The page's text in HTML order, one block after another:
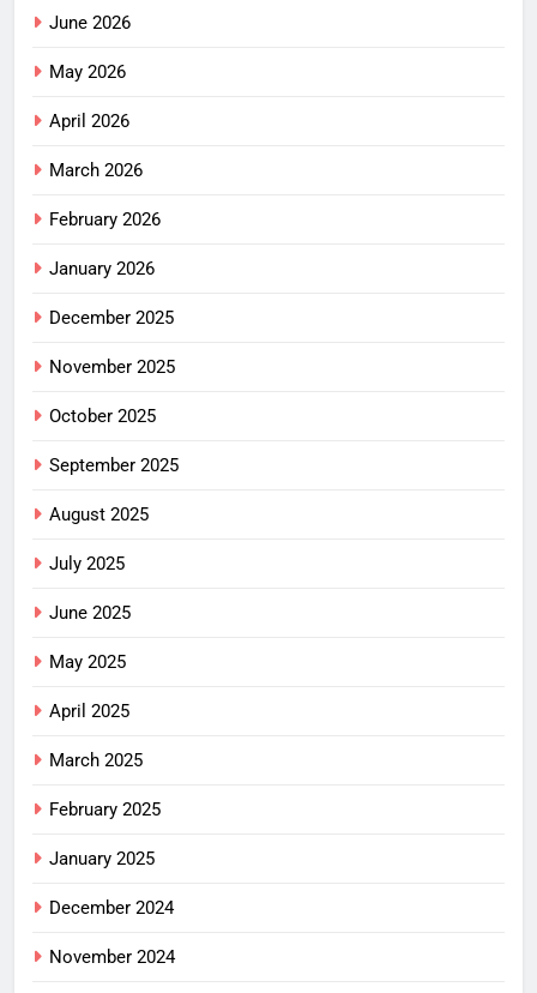
June 2026
May 2026
April 2026
March 2026
February 2026
January 2026
December 2025
November 2025
October 2025
September 2025
August 2025
July 2025
June 2025
May 2025
April 2025
March 2025
February 2025
January 2025
December 2024
November 2024